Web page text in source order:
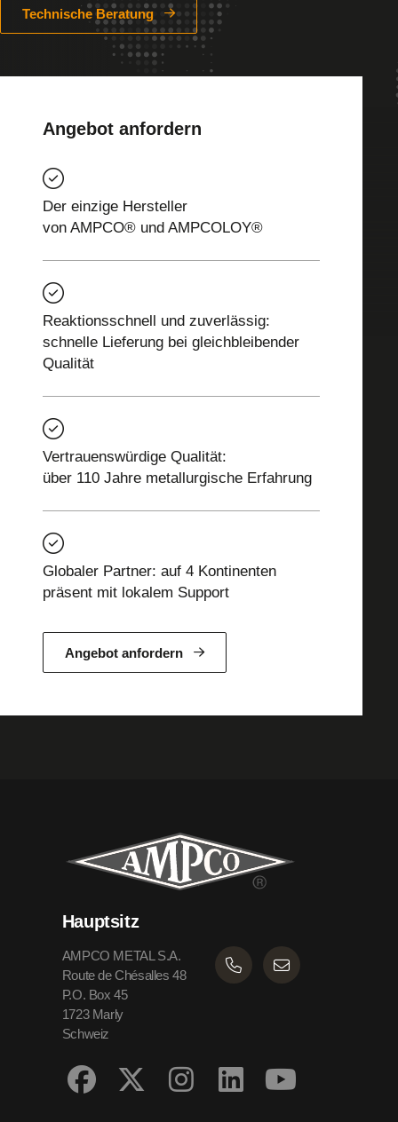
Technische Beratung
Angebot anfordern
Der einzige Hersteller
von AMPCO® und AMPCOLOY®
Reaktionsschnell und zuverlässig:
schnelle Lieferung bei gleichbleibender
Qualität
Vertrauenswürdige Qualität:
über 110 Jahre metallurgische Erfahrung
Globaler Partner: auf 4 Kontinenten
präsent mit lokalem Support
Angebot anfordern
Hauptsitz
AMPCO METAL S.A.
Route de Chésalles 48
P.O. Box 45
1723 Marly
Schweiz